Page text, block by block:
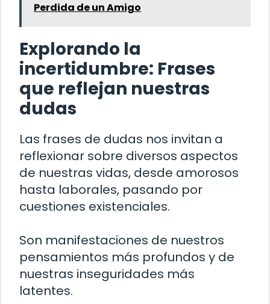
Perdida de un Amigo
Explorando la
incertidumbre: Frases
que reflejan nuestras
dudas
Las frases de dudas nos invitan a
reflexionar sobre diversos aspectos
de nuestras vidas, desde amorosos
hasta laborales, pasando por
cuestiones existenciales.
Son manifestaciones de nuestros
pensamientos más profundos y de
nuestras inseguridades más
latentes.